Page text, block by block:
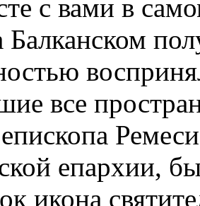
с вами в
Балканском
все
епархии,
икона